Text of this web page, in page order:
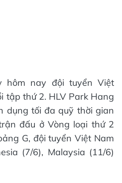
hôm nay đội tuyển Việt
tập thứ 2. HLV Park Hang
dụng tối đa quỹ thời gian
đấu ở Vòng loại thứ 2
G, đội tuyển Việt Nam
(7/6), Malaysia (11/6)